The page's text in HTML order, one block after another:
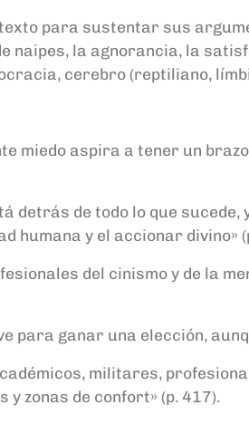
para sustentar sus
naipes, la agnorancia, la
cerebro (reptiliano,
miedo aspira a tener un
de todo lo que sucede,
humana y el accionar divino»
del cinismo y de la
para ganar una elección,
militares,
zonas de confort» (p. 417).